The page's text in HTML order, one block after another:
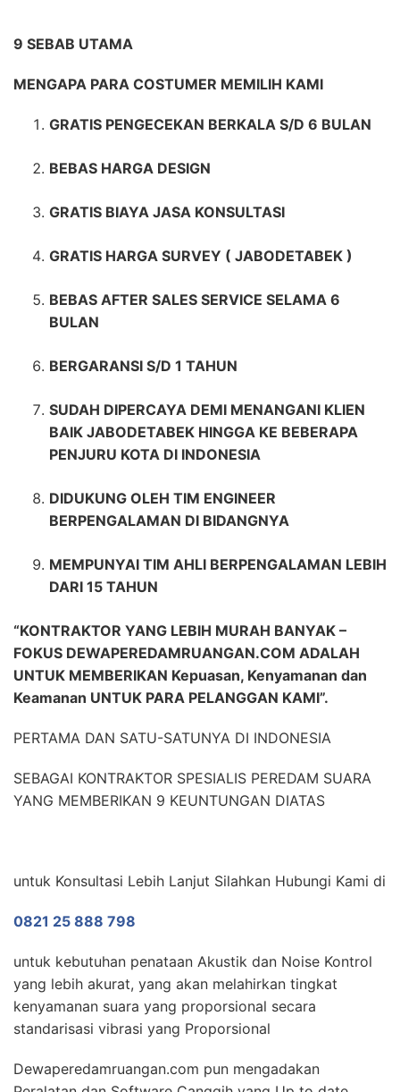
9 SEBAB UTAMA
MENGAPA PARA COSTUMER MEMILIH KAMI
GRATIS PENGECEKAN BERKALA S/D 6 BULAN
BEBAS HARGA DESIGN
GRATIS BIAYA JASA KONSULTASI
GRATIS HARGA SURVEY ( JABODETABEK )
BEBAS AFTER SALES SERVICE SELAMA 6
BULAN
BERGARANSI S/D 1 TAHUN
SUDAH DIPERCAYA DEMI MENANGANI KLIEN
BAIK JABODETABEK HINGGA KE BEBERAPA
PENJURU KOTA DI INDONESIA
DIDUKUNG OLEH TIM ENGINEER
BERPENGALAMAN DI BIDANGNYA
MEMPUNYAI TIM AHLI BERPENGALAMAN LEBIH
DARI 15 TAHUN
“KONTRAKTOR YANG LEBIH MURAH BANYAK –
FOKUS DEWAPEREDAMRUANGAN.COM ADALAH
UNTUK MEMBERIKAN Kepuasan, Kenyamanan dan
Keamanan UNTUK PARA PELANGGAN KAMI”.
PERTAMA DAN SATU-SATUNYA DI INDONESIA
SEBAGAI KONTRAKTOR SPESIALIS PEREDAM SUARA
YANG MEMBERIKAN 9 KEUNTUNGAN DIATAS
untuk Konsultasi Lebih Lanjut Silahkan Hubungi Kami di
0821 25 888 798
untuk kebutuhan penataan Akustik dan Noise Kontrol
yang lebih akurat, yang akan melahirkan tingkat
kenyamanan suara yang proporsional secara
standarisasi vibrasi yang Proporsional
Dewaperedamruangan.com pun mengadakan